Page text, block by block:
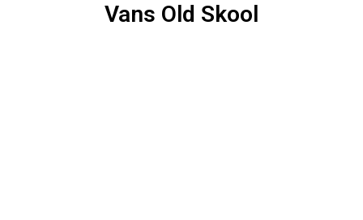
Vans Old Skool